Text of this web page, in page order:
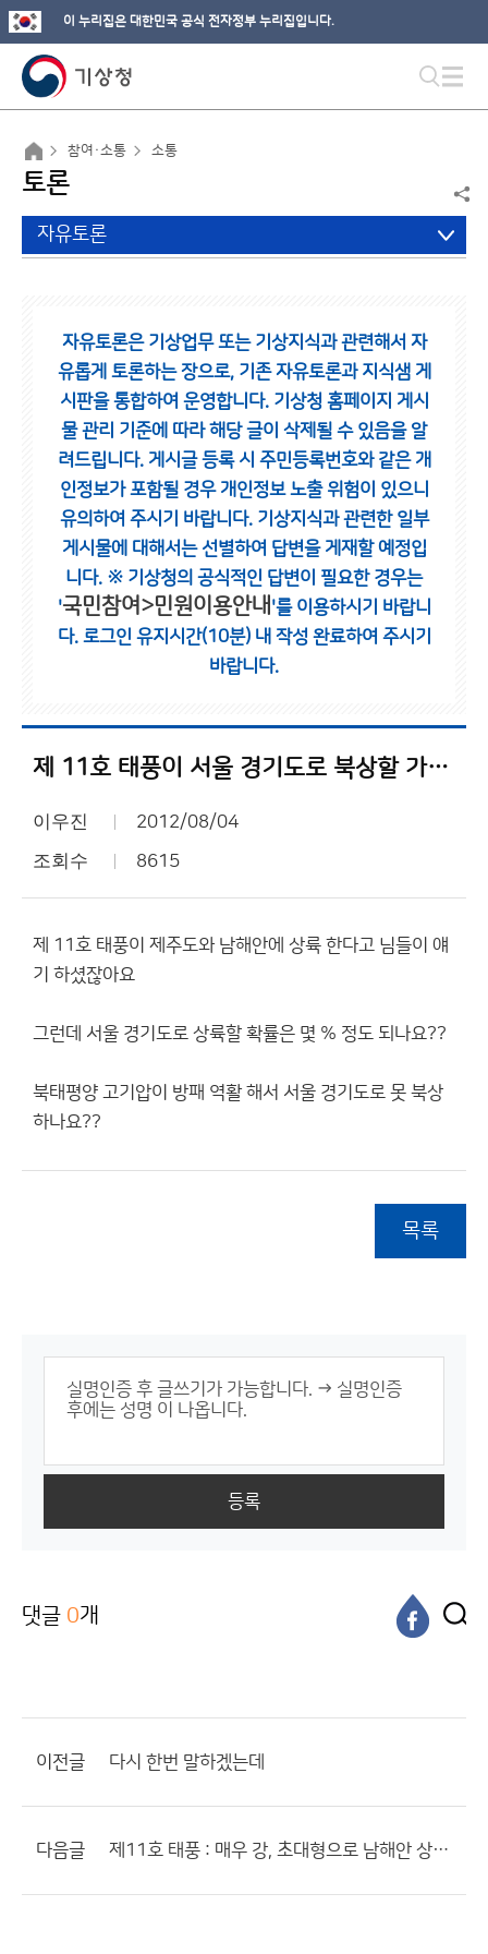
이 누리집은 대한민국 공식 전자정부 누리집입니다.
참여·소통 소통
토론
자유토론
자유토론은 기상업무 또는 기상지식과 관련해서 자
유롭게 토론하는 장으로, 기존 자유토론과 지식샘 게
시판을 통합하여 운영합니다. 기상청 홈페이지 게시
물 관리 기준에 따라 해당 글이 삭제될 수 있음을 알
려드립니다. 게시글 등록 시 주민등록번호와 같은 개
인정보가 포함될 경우 개인정보 노출 위험이 있으니
유의하여 주시기 바랍니다. 기상지식과 관련한 일부
게시물에 대해서는 선별하여 답변을 게재할 예정입
니다. ※ 기상청의 공식적인 답변이 필요한 경우는
'국민참여>민원이용안내 '를 이용하시기 바랍니
다. 로그인 유지시간(10분) 내 작성 완료하여 주시기
바랍니다.
제 11호 태풍이 서울 경기도로 북상할 가능성 몇 % 정도 될까요??
이우진 2012/08/04
조회수 8615
제 11호 태풍이 제주도와 남해안에 상륙 한다고 님들이 얘
기 하셨잖아요
그런데 서울 경기도로 상륙할 확률은 몇 % 정도 되나요??
북태평양 고기압이 방패 역활 해서 서울 경기도로 못 북상
하나요??
목록
등록
댓글 0개
이전글 다시 한번 말하겠는데
다음글 제11호 태풍 : 매우 강, 초대형으로 남해안 상륙?